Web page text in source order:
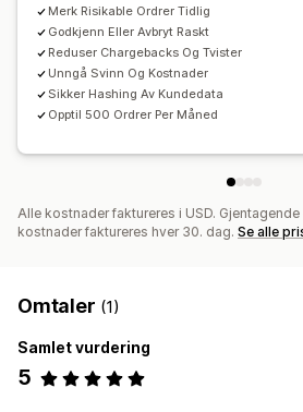
Merk Risikable Ordrer Tidlig
Godkjenn Eller Avbryt Raskt
Reduser Chargebacks Og Tvister
Unngå Svinn Og Kostnader
Sikker Hashing Av Kundedata
Opptil 500 Ordrer Per Måned
Alle kostnader faktureres i USD.
kostnader faktureres hver 30. dag. Se alle
Omtaler (1)
Samlet vurdering
5